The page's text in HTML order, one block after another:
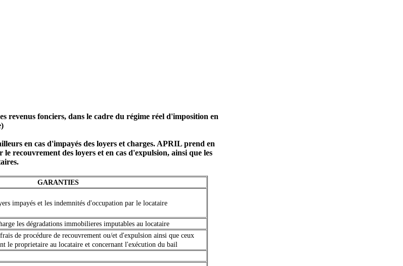
revenus fonciers, dans le cadre du régime réel d'imposition en
en cas d'impayés des loyers et charges. APRIL prend en
recouvrement des loyers et en cas d'expulsion, ainsi que les
impayés et les indemnités d'occupation par le locataire
les dégradations immobilieres imputables au locataire
de procédure de recouvrement ou/et d'expulsion ainsi que ceux
le proprietaire au locataire et concernant l'exécution du bail